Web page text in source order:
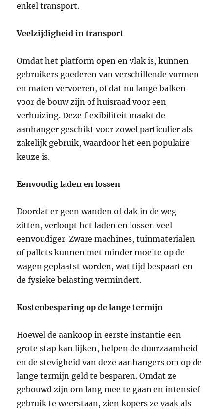
enkel transport.
Veelzijdigheid in transport
Omdat het platform open en vlak is, kunnen
gebruikers goederen van verschillende vormen
en maten vervoeren, of dat nu lange balken
voor de bouw zijn of huisraad voor een
verhuizing. Deze flexibiliteit maakt de
aanhanger geschikt voor zowel particulier als
zakelijk gebruik, waardoor het een populaire
keuze is.
Eenvoudig laden en lossen
Doordat er geen wanden of dak in de weg
zitten, verloopt het laden en lossen veel
eenvoudiger. Zware machines, tuinmaterialen
of pallets kunnen met minder moeite op de
wagen geplaatst worden, wat tijd bespaart en
de fysieke belasting vermindert.
Kostenbesparing op de lange termijn
Hoewel de aankoop in eerste instantie een
grote stap kan lijken, helpen de duurzaamheid
en de stevigheid van deze aanhangers om op de
lange termijn geld te besparen. Omdat ze
gebouwd zijn om lang mee te gaan en intensief
gebruik te weerstaan, zien kopers ze vaak als